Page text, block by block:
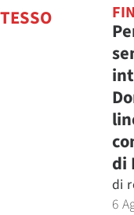
di
di
6